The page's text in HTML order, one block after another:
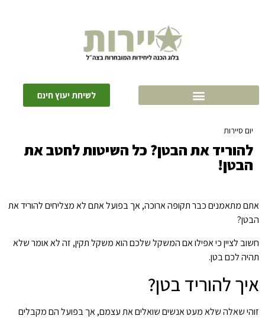
לשיחת יעוץ חינם
יום סיירות
להוריד את הבטן? כל השיטות לחטב את
הבטן!
אתם מתאמנים כבר תקופה ארוכה, אך בפועל אתם לא מצליחים להוריד את
הבטן?
חשוב לציין כי אפילו אם המשקל שלכם הוא משקל תקין, זה לא אומר שלא
תהיה לכם בטן.
איך להוריד בטן?
זוהי שאלה שלא מעט אנשים שואלים את עצמם, אך בפועל הם מקבלים